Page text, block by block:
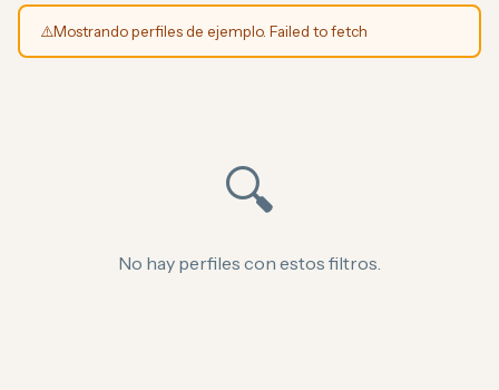
⚠️Mostrando perfiles de ejemplo. Failed to fetch
🔍
No hay perfiles con estos filtros.